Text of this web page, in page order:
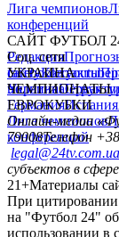
Лига чемпионов
конференций
САЙТ ФУТБОЛ
Редакция
сайтуКонтакты
политика
Соц. сети
facebookxyoutube
УКРАИНА
УкраинаПервая
ЧЕМПИОНАТЫ
ГерманияИспания
ЕВРОКУБКИ
Лига чемпионов
конференций
Онлайн-медиа
79008Телефон
legal@24tv.com.ua
субъектов в
21+Материалы
При цитировании
на "Футбол 24"
использовании в